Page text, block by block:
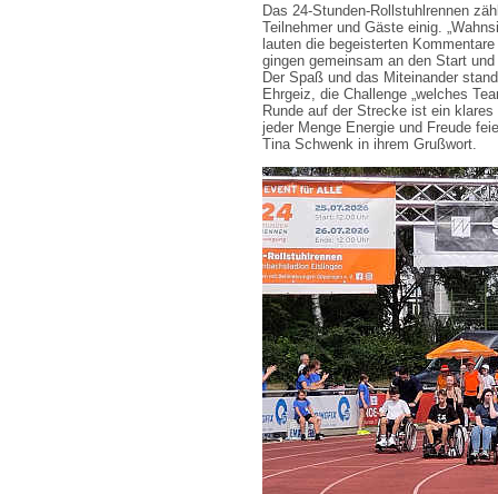
Das 24-Stunden-Rollstuhlrennen
Teilnehmer und Gäste einig.
lauten die begeisterten
gingen gemeinsam an den Start
Der Spaß und das Miteinander
Ehrgeiz, die Challenge „welches
Runde auf der Strecke ist ein
jeder Menge Energie und Freude
Tina Schwenk in ihrem Grußwort.